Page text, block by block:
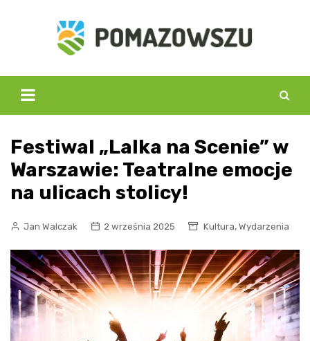
Festiwal „Lalka na Scenie” w
Warszawie: Teatralne emocje
na ulicach stolicy!
Jan Walczak 2 września 2025 Kultura, Wydarzenia